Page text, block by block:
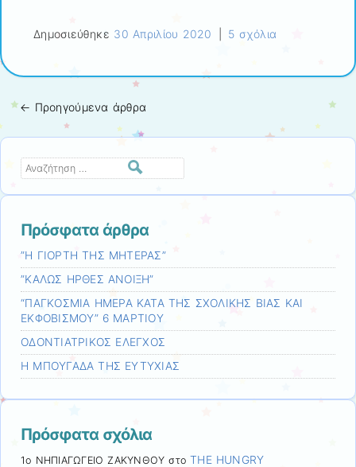
Δημοσιεύθηκε 30 Απριλίου 2020 5 σχόλια
Πλοήγηση άρθρων
← Προηγούμενα άρθρα
Αναζήτηση
Πρόσφατα άρθρα
”Η ΓΙΟΡΤΗ ΤΗΣ ΜΗΤΕΡΑΣ”
”ΚΑΛΩΣ ΗΡΘΕΣ ΑΝΟΙΞΗ”
“ΠΑΓΚΟΣΜΙΑ ΗΜΕΡΑ ΚΑΤΑ ΤΗΣ ΣΧΟΛΙΚΗΣ ΒΙΑΣ ΚΑΙ
ΕΚΦΟΒΙΣΜΟΥ” 6 ΜΑΡΤΙΟΥ
ΟΔΟΝΤΙΑΤΡΙΚΟΣ ΕΛΕΓΧΟΣ
Η ΜΠΟΥΓΑΔΑ ΤΗΣ ΕΥΤΥΧΙΑΣ
Πρόσφατα σχόλια
1ο ΝΗΠΙΑΓΩΓΕΙΟ ΖΑΚΥΝΘΟΥ στοTHE HUNGRY